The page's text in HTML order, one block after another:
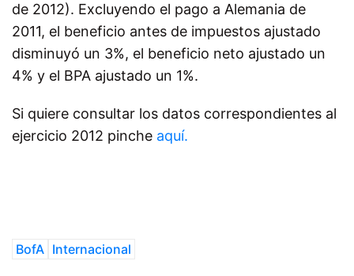
de 2012). Excluyendo el pago a Alemania de
2011, el beneficio antes de impuestos ajustado
disminuyó un 3%, el beneficio neto ajustado un
4% y el BPA ajustado un 1%.
Si quiere consultar los datos correspondientes al
ejercicio 2012 pinche aquí.
BofA Internacional